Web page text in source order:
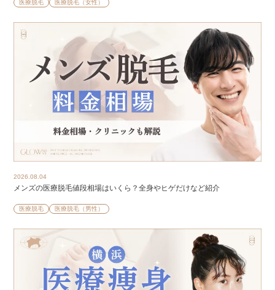
医療脱毛 医療脱毛（女性）
2026.08.04
メンズの医療脱毛値段相場はいくら？全身やヒゲだけなど紹介
医療脱毛 医療脱毛（男性）